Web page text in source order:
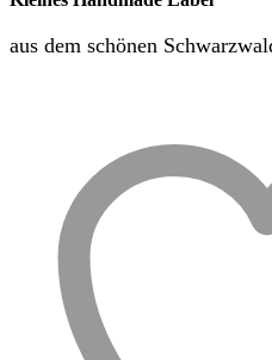
aus dem schönen